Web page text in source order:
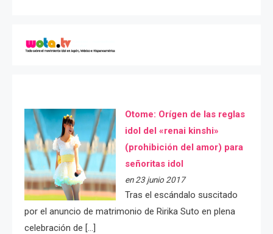
Otome: Orígen de las reglas
idol del «renai kinshi»
(prohibición del amor) para
señoritas idol
en 23 junio 2017
Tras el escándalo suscitado
por el anuncio de matrimonio de Ririka Suto en plena
celebración de […]